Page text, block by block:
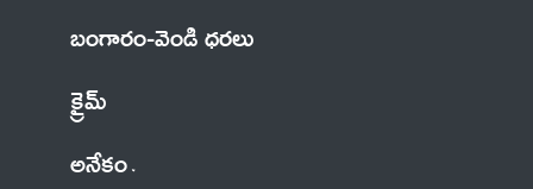
బంగారం-వెండి ధరలు
క్రైమ్
అనేకం